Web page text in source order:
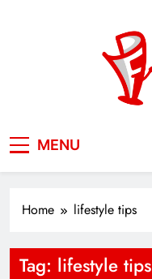
MENU
Home lifestyle tips
Tag: lifestyle tips